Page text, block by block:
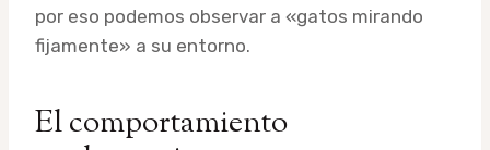
por eso podemos observar a «gatos mirando
fijamente» a su entorno.
El comportamiento